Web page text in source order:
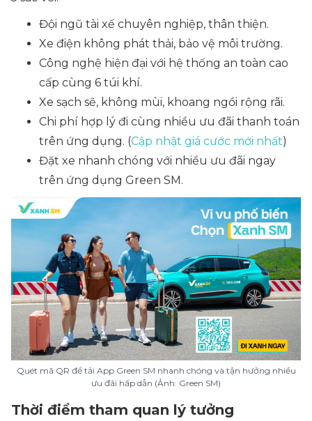
Đội ngũ tài xế chuyên nghiệp, thân thiện.
Xe điện không phát thải, bảo vệ môi trường.
Công nghệ hiện đại với hệ thống an toàn cao
cấp cùng 6 túi khí.
Xe sạch sẽ, không mùi, khoang ngồi rộng rãi.
Chi phí hợp lý đi cùng nhiều ưu đãi thanh toán
trên ứng dụng. (Cập nhật giá cước mới nhất)
Đặt xe nhanh chóng với nhiều ưu đãi ngay
trên ứng dụng Green SM.
Quét mã QR để tải App Green SM nhanh chóng và tận hưởng nhiều
ưu đãi hấp dẫn (Ảnh: Green SM)
Thời điểm tham quan lý tưởng